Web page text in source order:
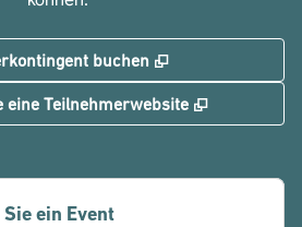
buchen ,
eine Teilnehmerwebsite ,
ein Event